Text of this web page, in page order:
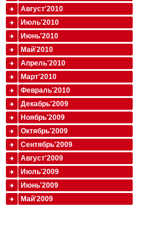
Август'2010
Июль'2010
Июнь'2010
Май'2010
Апрель'2010
Март'2010
Февраль'2010
Декабрь'2009
Ноябрь'2009
Октябрь'2009
Сентябрь'2009
Август'2009
Июль'2009
Июнь'2009
Май'2009